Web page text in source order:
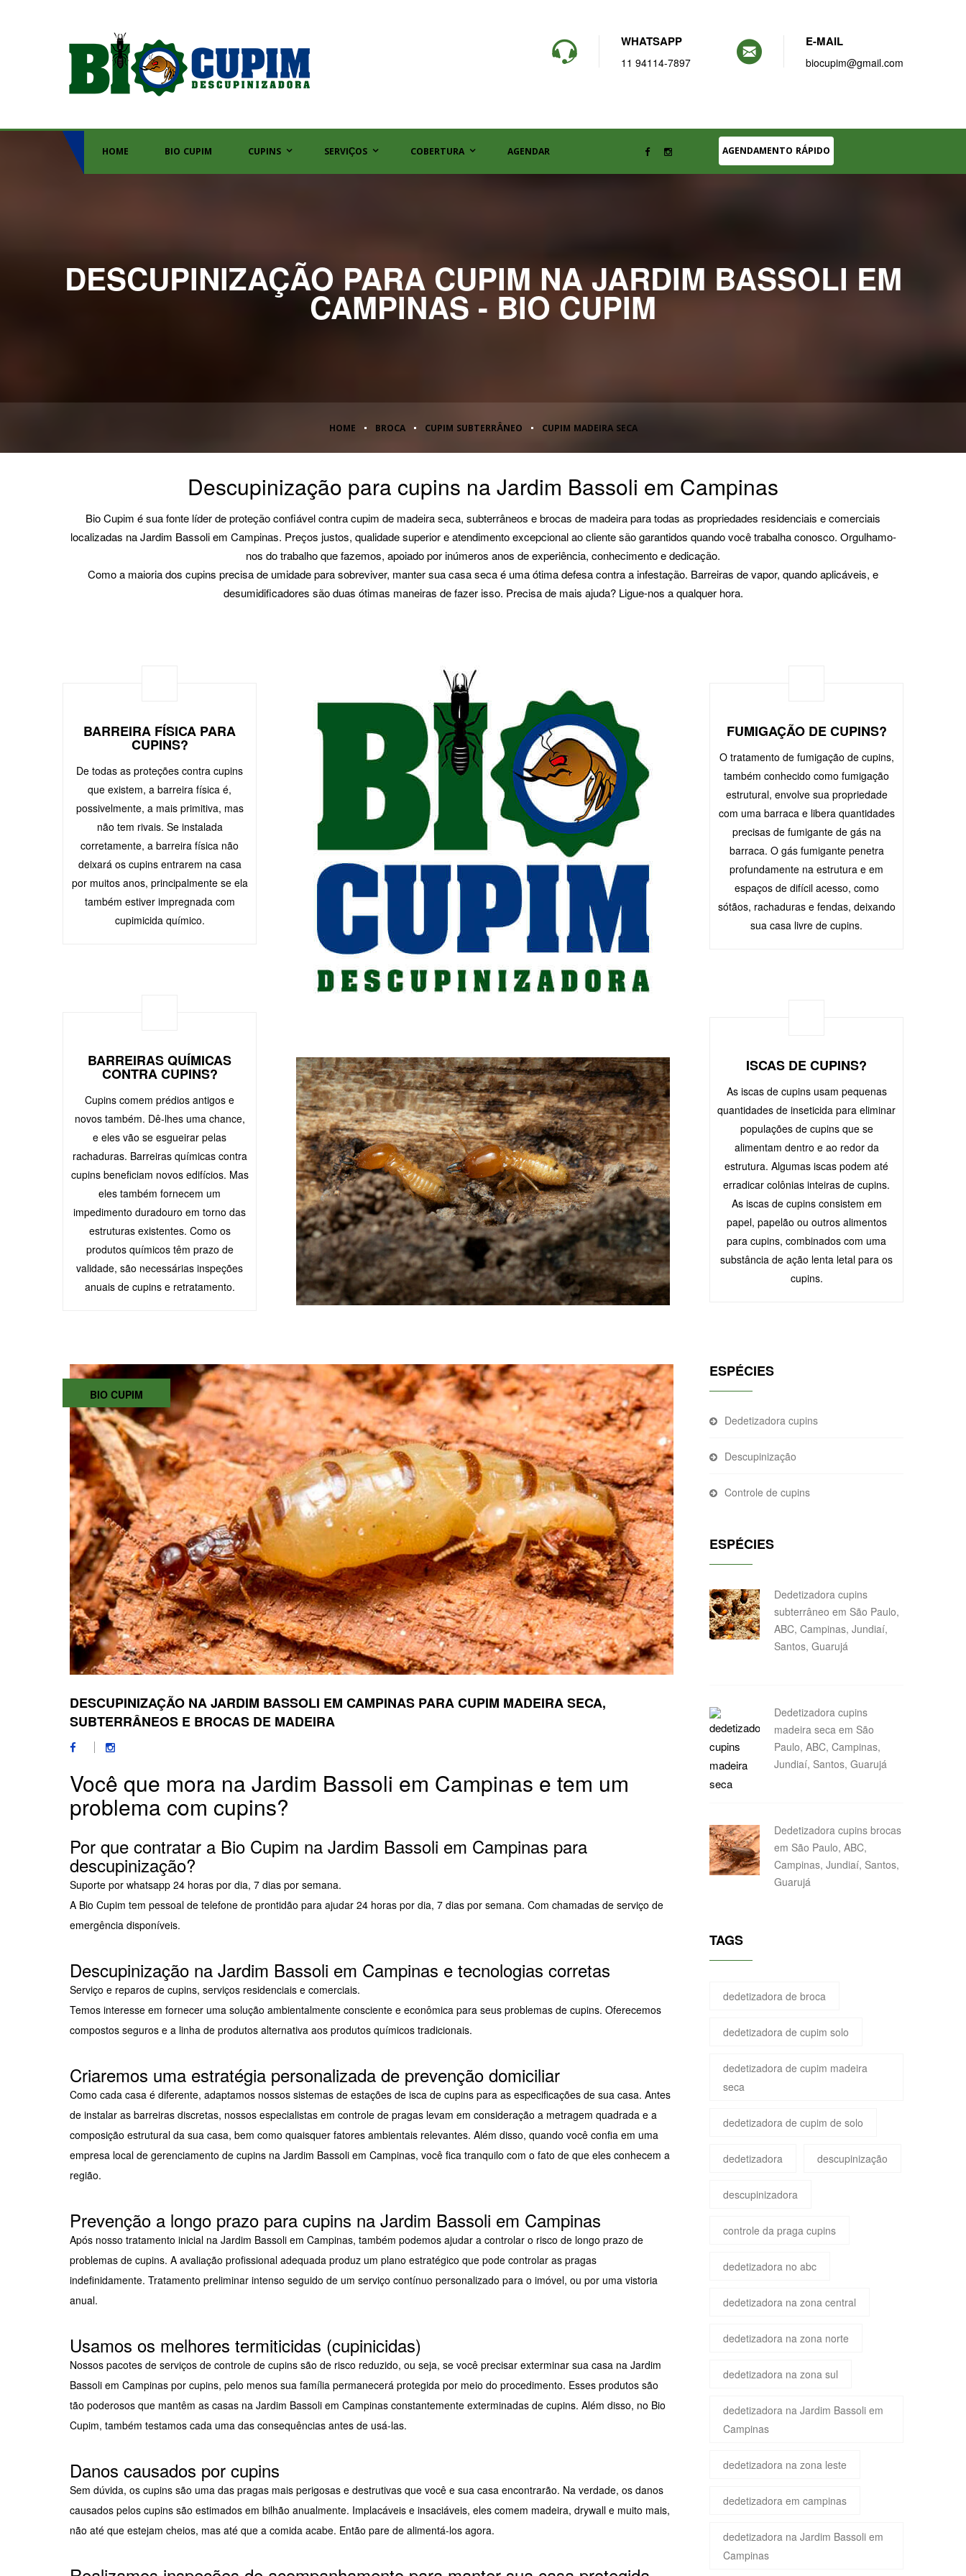
WHATSAPP
11 94114-7897
E-MAIL
biocupim@gmail.com
HOME BIO CUPIM CUPINS SERVIÇOS COBERTURA AGENDAR AGENDAMENTO RÁPIDO
DESCUPINIZAÇÃO PARA CUPIM NA JARDIM BASSOLI EM
CAMPINAS - BIO CUPIM
HOME BROCA CUPIM SUBTERRÂNEO CUPIM MADEIRA SECA
Descupinização para cupins na Jardim Bassoli em Campinas
Bio Cupim é sua fonte líder de proteção confiável contra cupim de madeira seca, subterrâneos e brocas de madeira para todas as propriedades residenciais e comerciais
localizadas na Jardim Bassoli em Campinas. Preços justos, qualidade superior e atendimento excepcional ao cliente são garantidos quando você trabalha conosco. Orgulhamo-
nos do trabalho que fazemos, apoiado por inúmeros anos de experiência, conhecimento e dedicação.
Como a maioria dos cupins precisa de umidade para sobreviver, manter sua casa seca é uma ótima defesa contra a infestação. Barreiras de vapor, quando aplicáveis, e
desumidificadores são duas ótimas maneiras de fazer isso. Precisa de mais ajuda? Ligue-nos a qualquer hora.
BARREIRA FÍSICA PARA
CUPINS?
De todas as proteções contra cupins
que existem, a barreira física é,
possivelmente, a mais primitiva, mas
não tem rivais. Se instalada
corretamente, a barreira física não
deixará os cupins entrarem na casa
por muitos anos, principalmente se ela
também estiver impregnada com
cupimicida químico.
BARREIRAS QUÍMICAS
CONTRA CUPINS?
Cupins comem prédios antigos e
novos também. Dê-lhes uma chance,
e eles vão se esgueirar pelas
rachaduras. Barreiras químicas contra
cupins beneficiam novos edifícios. Mas
eles também fornecem um
impedimento duradouro em torno das
estruturas existentes. Como os
produtos químicos têm prazo de
validade, são necessárias inspeções
anuais de cupins e retratamento.
FUMIGAÇÃO DE CUPINS?
O tratamento de fumigação de cupins,
também conhecido como fumigação
estrutural, envolve sua propriedade
com uma barraca e libera quantidades
precisas de fumigante de gás na
barraca. O gás fumigante penetra
profundamente na estrutura e em
espaços de difícil acesso, como
sótãos, rachaduras e fendas, deixando
sua casa livre de cupins.
ISCAS DE CUPINS?
As iscas de cupins usam pequenas
quantidades de inseticida para eliminar
populações de cupins que se
alimentam dentro e ao redor da
estrutura. Algumas iscas podem até
erradicar colônias inteiras de cupins.
As iscas de cupins consistem em
papel, papelão ou outros alimentos
para cupins, combinados com uma
substância de ação lenta letal para os
cupins.
BIO CUPIM
DESCUPINIZAÇÃO NA JARDIM BASSOLI EM CAMPINAS PARA CUPIM MADEIRA SECA,
SUBTERRÂNEOS E BROCAS DE MADEIRA
Você que mora na Jardim Bassoli em Campinas e tem um
problema com cupins?
Por que contratar a Bio Cupim na Jardim Bassoli em Campinas para
descupinização?
Suporte por whatsapp 24 horas por dia, 7 dias por semana.
A Bio Cupim tem pessoal de telefone de prontidão para ajudar 24 horas por dia, 7 dias por semana. Com chamadas de serviço de
emergência disponíveis.
Descupinização na Jardim Bassoli em Campinas e tecnologias corretas
Serviço e reparos de cupins, serviços residenciais e comerciais.
Temos interesse em fornecer uma solução ambientalmente consciente e econômica para seus problemas de cupins. Oferecemos
compostos seguros e a linha de produtos alternativa aos produtos químicos tradicionais.
Criaremos uma estratégia personalizada de prevenção domiciliar
Como cada casa é diferente, adaptamos nossos sistemas de estações de isca de cupins para as especificações de sua casa. Antes
de instalar as barreiras discretas, nossos especialistas em controle de pragas levam em consideração a metragem quadrada e a
composição estrutural da sua casa, bem como quaisquer fatores ambientais relevantes. Além disso, quando você confia em uma
empresa local de gerenciamento de cupins na Jardim Bassoli em Campinas, você fica tranquilo com o fato de que eles conhecem a
região.
Prevenção a longo prazo para cupins na Jardim Bassoli em Campinas
Após nosso tratamento inicial na Jardim Bassoli em Campinas, também podemos ajudar a controlar o risco de longo prazo de
problemas de cupins. A avaliação profissional adequada produz um plano estratégico que pode controlar as pragas
indefinidamente. Tratamento preliminar intenso seguido de um serviço contínuo personalizado para o imóvel, ou por uma vistoria
anual.
Usamos os melhores termiticidas (cupinicidas)
Nossos pacotes de serviços de controle de cupins são de risco reduzido, ou seja, se você precisar exterminar sua casa na Jardim
Bassoli em Campinas por cupins, pelo menos sua família permanecerá protegida por meio do procedimento. Esses produtos são
tão poderosos que mantêm as casas na Jardim Bassoli em Campinas constantemente exterminadas de cupins. Além disso, no Bio
Cupim, também testamos cada uma das consequências antes de usá-las.
Danos causados por cupins
Sem dúvida, os cupins são uma das pragas mais perigosas e destrutivas que você e sua casa encontrarão. Na verdade, os danos
causados pelos cupins são estimados em bilhão anualmente. Implacáveis e insaciáveis, eles comem madeira, drywall e muito mais,
não até que estejam cheios, mas até que a comida acabe. Então pare de alimentá-los agora.
ESPÉCIES
Dedetizadora cupins
Descupinização
Controle de cupins
ESPÉCIES
Dedetizadora cupins
subterrâneo em São Paulo,
ABC, Campinas, Jundiaí,
Santos, Guarujá
Dedetizadora cupins
madeira seca em São
Paulo, ABC, Campinas,
Jundiaí, Santos, Guarujá
Dedetizadora cupins brocas
em São Paulo, ABC,
Campinas, Jundiaí, Santos,
Guarujá
TAGS
dedetizadora de broca
dedetizadora de cupim solo
dedetizadora de cupim madeira
seca
dedetizadora de cupim de solo
dedetizadora descupinização
descupinizadora
controle da praga cupins
dedetizadora no abc
dedetizadora na zona central
dedetizadora na zona norte
dedetizadora na zona sul
dedetizadora na Jardim Bassoli em
Campinas
dedetizadora na zona leste
dedetizadora em campinas
dedetizadora na Jardim Bassoli em
Campinas